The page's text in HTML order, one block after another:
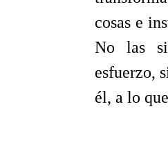
cosas e
No las
esfuerzo,
él, a lo